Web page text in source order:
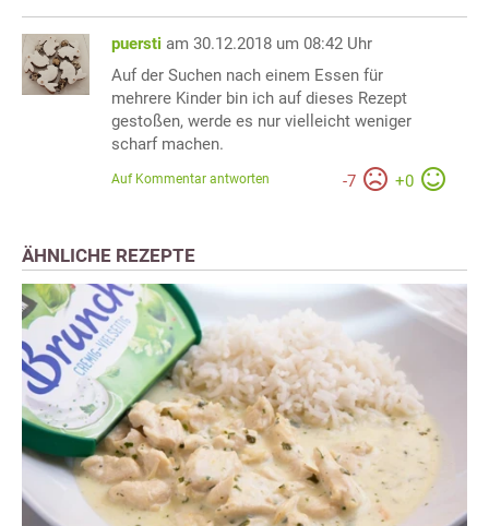
puersti am 30.12.2018 um 08:42 Uhr
Auf der Suchen nach einem Essen für
mehrere Kinder bin ich auf dieses Rezept
gestoßen, werde es nur vielleicht weniger
scharf machen.
-7 +0
Auf Kommentar antworten
ÄHNLICHE REZEPTE